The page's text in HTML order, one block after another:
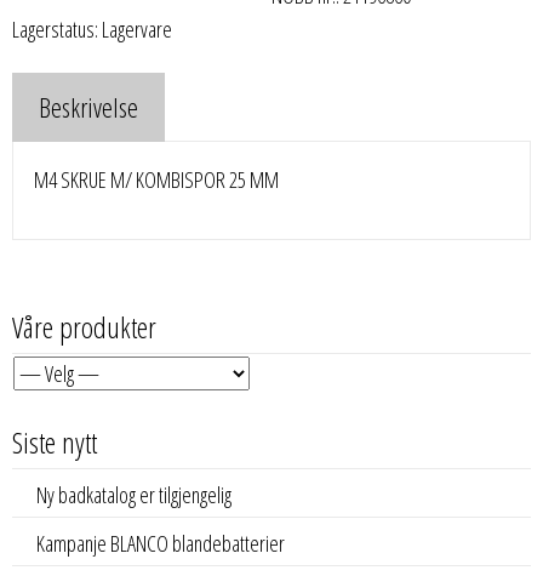
Lagerstatus: Lagervare
Beskrivelse
M4 SKRUE M/ KOMBISPOR 25 MM
Våre produkter
Siste nytt
Ny badkatalog er tilgjengelig
Kampanje BLANCO blandebatterier